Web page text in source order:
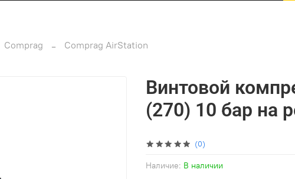
Comprag Comprag AirStation
(0)
Наличие: В наличии
Винтовой
(270) 10 бар на